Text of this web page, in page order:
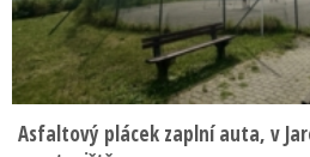
Asfaltový plácek zaplní auta, v